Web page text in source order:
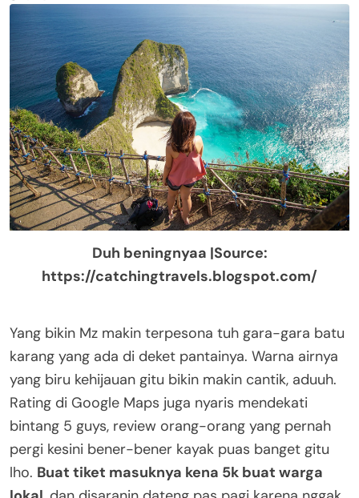
Duh beningnyaa |Source:
https://catchingtravels.blogspot.com/
Yang bikin Mz makin terpesona tuh gara-gara batu
karang yang ada di deket pantainya. Warna airnya
yang biru kehijauan gitu bikin makin cantik, aduuh.
Rating di Google Maps juga nyaris mendekati
bintang 5 guys, review orang-orang yang pernah
pergi kesini bener-bener kayak puas banget gitu
lho. Buat tiket masuknya kena 5k buat warga